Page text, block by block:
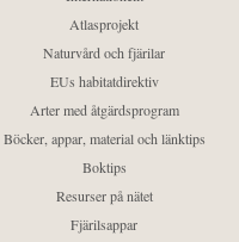
Atlasprojekt
Naturvård och fjärilar
EUs habitatdirektiv
Arter med åtgärdsprogram
Böcker, appar, material och länktips
Boktips
Resurser på nätet
Fjärilsappar